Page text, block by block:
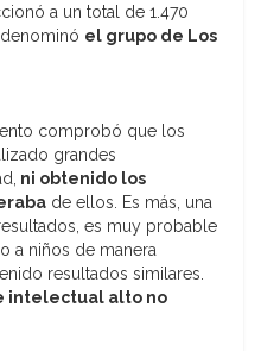
a un total de 1.470
el grupo de Los
comprobó que los
grandes
ni obtenido los
de ellos. Es más, una
es muy probable
a niños de manera
resultados similares.
intelectual alto no